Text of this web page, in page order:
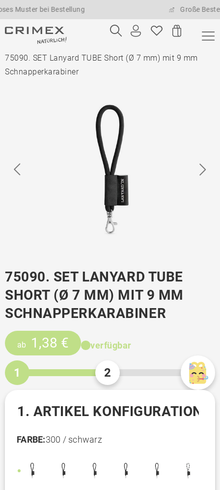
bei Bestellung Große
75090. SET Lanyard TUBE Short (Ø 7 mm) mit 9 mm
Schnapperkarabiner
75090. SET LANYARD TUBE
SHORT (Ø 7 MM) MIT 9 MM
SCHNAPPERKARABINER
ab 1,38 € verfügbar
1 2
1. ARTIKEL KONFIGURATION
FARBE: 300 / schwarz